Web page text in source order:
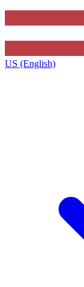
US (English)